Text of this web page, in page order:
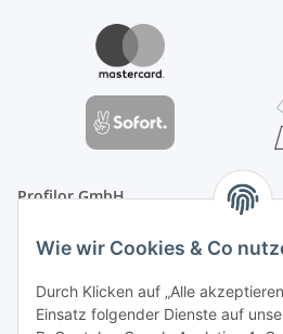
Profilor GmbH
OdF.Platz 2
16775 Löwenberger Land
Telefon: +49 (0) 33094-719-8719
E-Mail: info (ät) treppe99 (Punkt) de
Wie wir Cookies & Co
Durch Klicken auf „Alle
Einsatz folgender Dienste auf